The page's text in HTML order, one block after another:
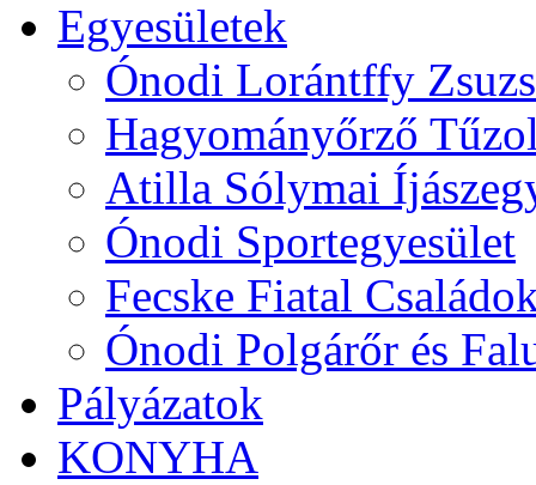
Egyesületek
Ónodi Lorántffy
Hagyományőrző
Atilla Sólymai
Ónodi Sportegyesület
Fecske Fiatal
Ónodi Polgárőr és
Pályázatok
KONYHA